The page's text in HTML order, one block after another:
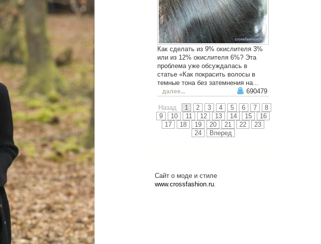
Как сделать из 9% окислителя 3%
или из 12% окислителя 6%? Эта
проблема уже обсуждалась в
статье «Как покрасить волосы в
темные тона без затемнения на...
далее... 690479
Назад 1 2 3 4 5 6 7
8
9
10 11 12 13 14 15
16
17
18 19 20 21 22
23
24
Вперед
Сайт о моде и стиле
www.crossfashion.ru.